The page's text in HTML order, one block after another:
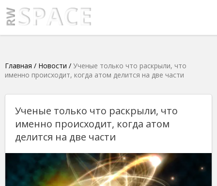
Главная / Новости / Ученые только что раскрыли, что
именно происходит, когда атом делится на две части
Ученые только что раскрыли, что
именно происходит, когда атом
делится на две части